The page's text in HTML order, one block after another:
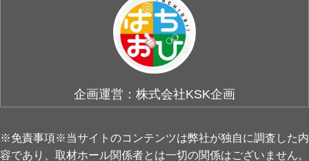
企画運営：株式会社KSK企画
※免責事項※当サイトのコンテンツは弊社が独自に調査した内
容であり、取材ホール関係者とは一切の関係はございません。